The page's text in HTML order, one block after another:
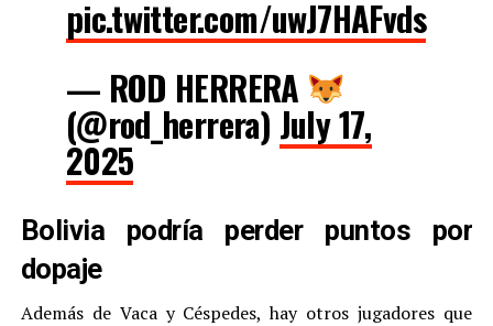
pic.twitter.com/uwJ7HAFvds
— ROD HERRERA
(@rod_herrera) July 17,
2025
Bolivia podría perder puntos por
dopaje
Además de Vaca y Céspedes, hay otros jugadores que